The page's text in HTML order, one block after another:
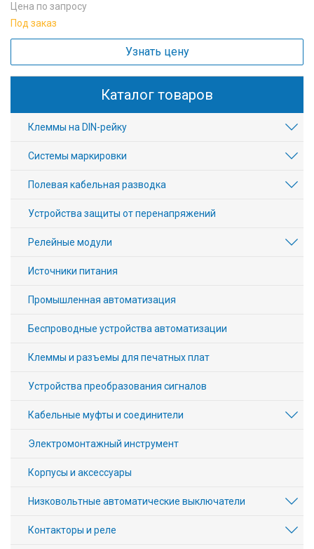
Цена по запросу
Под заказ
Узнать цену
Каталог товаров
Клеммы на DIN-рейку
Системы маркировки
Полевая кабельная разводка
Устройства защиты от перенапряжений
Релейные модули
Источники питания
Промышленная автоматизация
Беспроводные устройства автоматизации
Клеммы и разъемы для печатных плат
Устройства преобразования сигналов
Кабельные муфты и соединители
Электромонтажный инструмент
Корпусы и аксессуары
Низковольтные автоматические выключатели
Контакторы и реле